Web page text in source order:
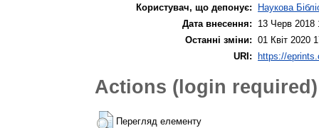
Користувач, що депонує:
Наукова
Дата внесення:
13 Черв 2018
Останні зміни: 01 Квіт 2020
URI: https://
Actions (login required)
Перегляд елементу